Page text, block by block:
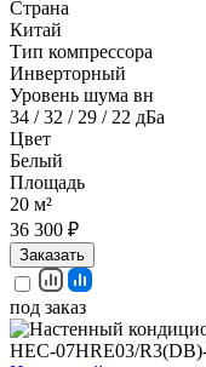
Страна
Китай
Тип компрессора
Инверторный
Уровень шума вн
34 / 32 / 29 / 22 дБа
Цвет
Белый
Площадь
20 м²
36 300 ₽
Заказать
под заказ